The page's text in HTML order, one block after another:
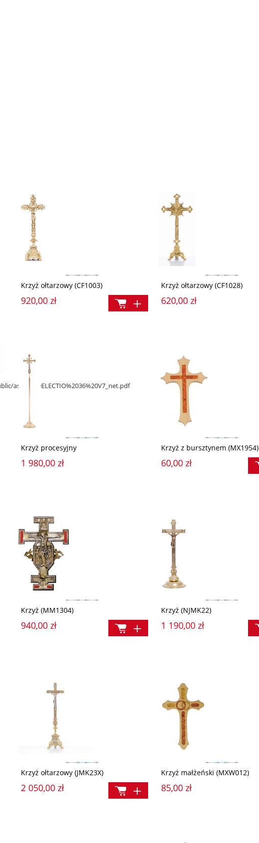
assets//DELECTIO%2036%20V7_net.pdf
Krzyż ołtarzowy (CF1003)
920,00 zł
Krzyż ołtarzowy (CF1028)
620,00 zł
Krzyż procesyjny
1 980,00 zł
Krzyż z bursztynem (MX1954)
60,00 zł
Krzyż (MM1304)
940,00 zł
Krzyż (NJMK22)
1 190,00 zł
Krzyż ołtarzowy (JMK23X)
2 050,00 zł
Krzyż małżeński (MXW012)
85,00 zł